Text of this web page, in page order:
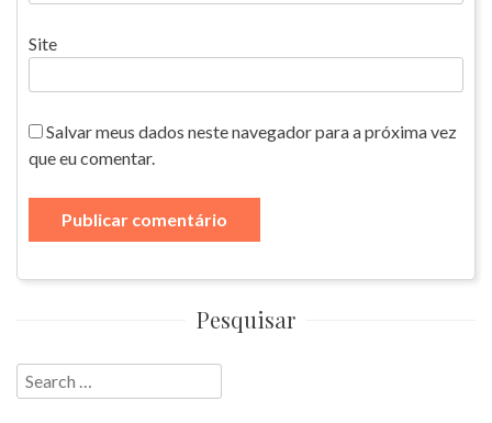
Site
Salvar meus dados neste navegador para a próxima vez
que eu comentar.
Pesquisar
Search
for: